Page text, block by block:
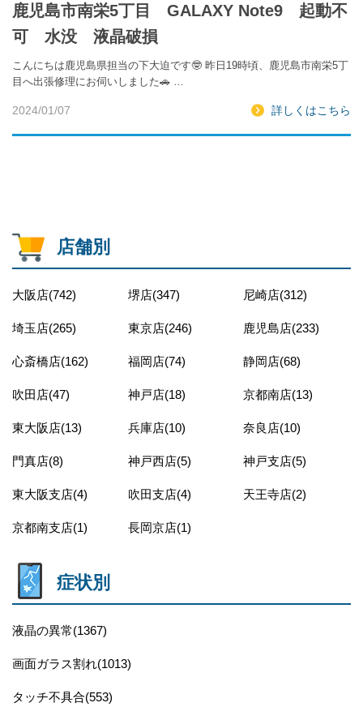
鹿児島市南栄5丁目 GALAXY Note9 起動不
可 水没 液晶破損
こんにちは鹿児島県担当の下大迫です🤓 昨日19時頃、鹿児島市南栄5丁
目へ出張修理にお伺いしました🚗 …
2024/01/07 詳しくはこちら
店舗別
大阪店(742) 堺店(347) 尼崎店(312)
埼玉店(265) 東京店(246) 鹿児島店(233)
心斎橋店(162) 福岡店(74) 静岡店(68)
吹田店(47) 神戸店(18) 京都南店(13)
東大阪店(13) 兵庫店(10) 奈良店(10)
門真店(8) 神戸西店(5) 神戸支店(5)
東大阪支店(4) 吹田支店(4) 天王寺店(2)
京都南支店(1) 長岡京店(1)
症状別
液晶の異常(1367)
画面ガラス割れ(1013)
タッチ不具合(553)